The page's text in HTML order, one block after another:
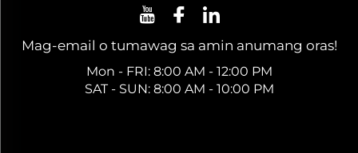
Mag-email o tumawag sa amin anumang oras!
Mon - FRI: 8:00 AM - 12:00 PM
SAT - SUN: 8:00 AM - 10:00 PM